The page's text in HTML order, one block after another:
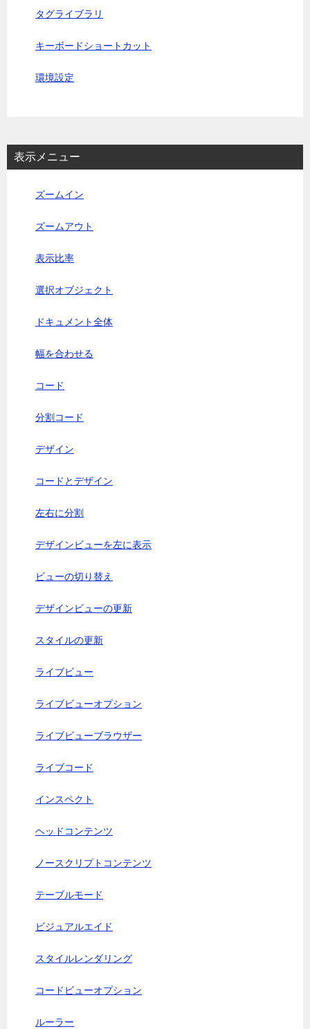
タグライブラリ
キーボードショートカット
環境設定
表示メニュー
ズームイン
ズームアウト
表示比率
選択オブジェクト
ドキュメント全体
幅を合わせる
コード
分割コード
デザイン
コードとデザイン
左右に分割
デザインビューを左に表示
ビューの切り替え
デザインビューの更新
スタイルの更新
ライブビュー
ライブビューオプション
ライブビューブラウザー
ライブコード
インスペクト
ヘッドコンテンツ
ノースクリプトコンテンツ
テーブルモード
ビジュアルエイド
スタイルレンダリング
コードビューオプション
ルーラー